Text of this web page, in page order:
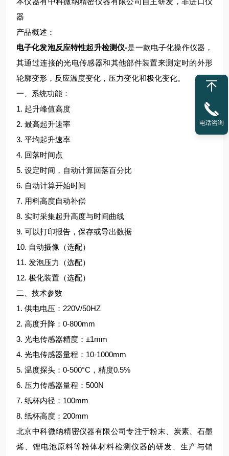
器
产品概述：
电子化发泡反应特性起升检测仪-是一款电子化操作仪器，
其通过连接的光电传感器和其他部件装置来测定时的外形
轮廓变形，反应温度变化，压力变化和极化变化。
一、系统功能：
1. 起升峰值高度
2. 最高起升速率
3. 平均起升速率
4. 回落时间点
5. 设定时间，自动计算回落百分比
6. 自动计算开始时间
7. 用料高度自动补偿
8. 实时采集起升高度与时间曲线
9. 可以打印报告，保存或导出数据
10. 自动摄像（选配）
11. 发泡压力（选配）
12. 极化装置（选配）
二、技术参数
1. 供电电压：220V/50HZ
2. 高度升降：0-800mm
3. 光电传感器精度：±1mm
4. 光电传感器量程：10-1000mm
5. 温度探头：0-500°C，精度0.5%
6. 压力传感器量程：500N
7. 纸杯内径：100mm
8. 纸杯高度：200mm
北京中科微纳精密仪器有限公司专注于粉末、炭素、石墨
烯、锂电池原料等粉体材料检测仪器的研发、生产与销
电话咨询